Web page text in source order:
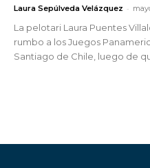
Laura Sepúlveda Velázquez -
La pelotari Laura Puentes
rumbo a los Juegos
Santiago de Chile, luego de